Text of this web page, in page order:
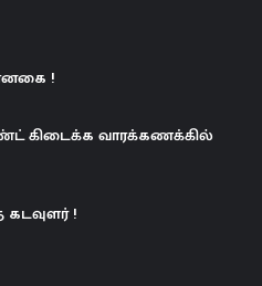
!
கிடைக்க வாரக்கணக்கில்
கடவுளர் !